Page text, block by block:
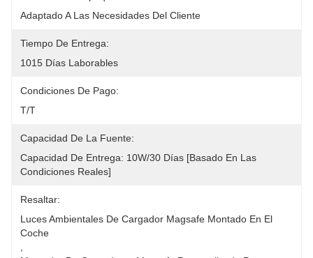
Adaptado A Las Necesidades Del Cliente
Tiempo De Entrega:
10­15 Días Laborables
Condiciones De Pago:
T/T
Capacidad De La Fuente:
Capacidad De Entrega: 10W/30 Días [basado En Las
Condiciones Reales]
Resaltar:
Luces Ambientales De Cargador Magsafe Montado En El
Coche